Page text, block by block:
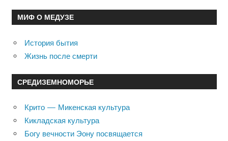
МИФ О МЕДУЗЕ
История бытия
Жизнь после смерти
СРЕДИЗЕМНОМОРЬЕ
Крито — Микенская культура
Кикладская культура
Богу вечности Эону посвящается